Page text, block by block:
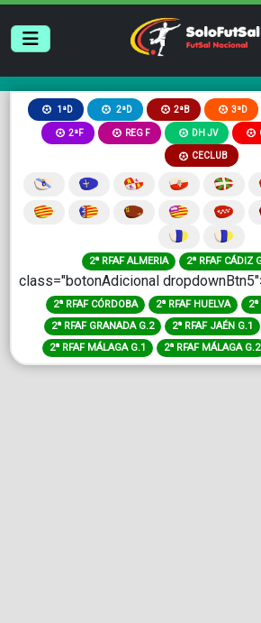
1ªD 2ªD 2ªB 3ªD
2ªF REG F DH JV
CECLUB
2ª RFAF ALMERIA 2ª RFAF CÁDIZ
class="botonAdicional
2ª RFAF CÓRDOBA 2ª RFAF HUELVA
2ª
2ª RFAF GRANADA G.2
2ª RFAF JAÉN G.1
2ª RFAF MÁLAGA G.1
2ª RFAF MÁLAGA G.2